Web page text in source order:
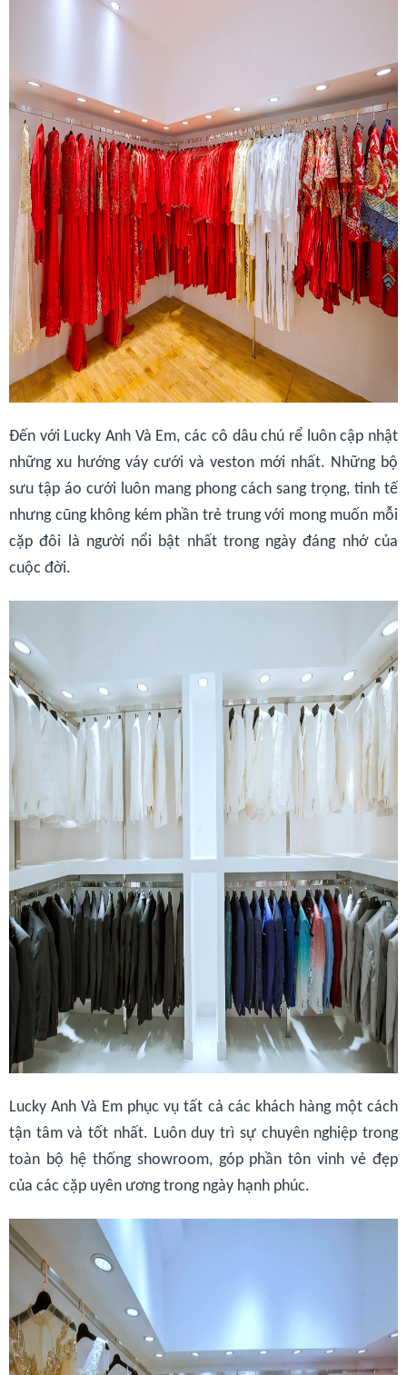
Đến với Lucky Anh Và Em, các cô dâu chú rể luôn cập nhật
những xu hướng váy cưới và veston mới nhất. Những bộ
sưu tập áo cưới luôn mang phong cách sang trọng, tinh tế
nhưng cũng không kém phần trẻ trung với mong muốn mỗi
cặp đôi là người nổi bật nhất trong ngày đáng nhớ của
cuộc đời.
Lucky Anh Và Em phục vụ tất cả các khách hàng một cách
tận tâm và tốt nhất. Luôn duy trì sự chuyên nghiệp trong
toàn bộ hệ thống showroom, góp phần tôn vinh vẻ đẹp
của các cặp uyên ương trong ngày hạnh phúc.